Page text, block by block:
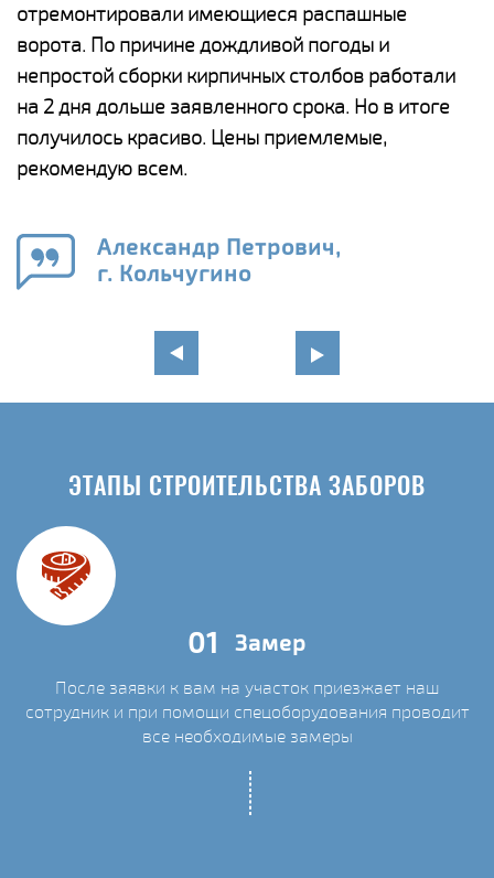
отремонтировали имеющиеся распашные
ворота. По причине дождливой погоды и
непростой сборки кирпичных столбов работали
на 2 дня дольше заявленного срока. Но в итоге
получилось красиво. Цены приемлемые,
рекомендую всем.
Александр Петрович,
г. Кольчугино
ЭТАПЫ СТРОИТЕЛЬСТВА ЗАБОРОВ
01 Замер
После заявки к вам на участок приезжает наш
сотрудник и при помощи спецоборудования проводит
все необходимые замеры